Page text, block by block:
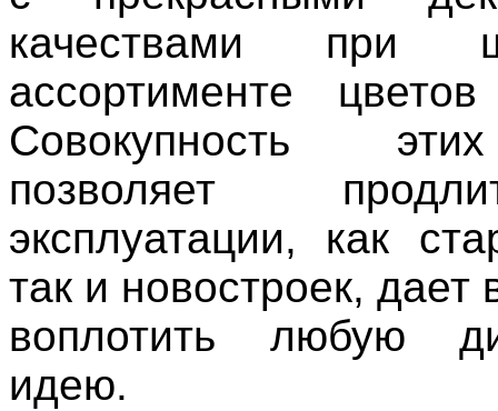
качествами при
ассортименте
Совокупность
позволяет
эксплуатации, как
так и новостроек, дает
воплотить любую
идею.